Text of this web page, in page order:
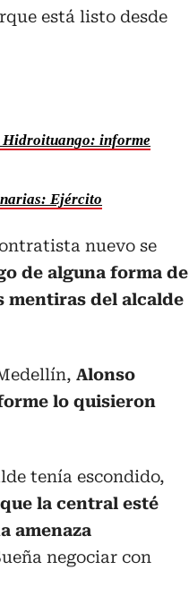
está listo desde
Hidroituango: informe
Ejército
nuevo se
de alguna forma de
mentiras del alcalde
Alonso
lo quisieron
tenía escondido,
la central esté
amenaza
negociar con